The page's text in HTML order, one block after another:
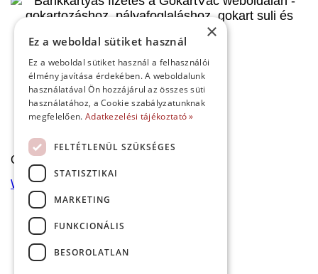
Kezdőlap
Copyright © 2026 Minden jog fenntartva!
Websiker Ügynökség - Richard27.hu Kft.
×
Ez a weboldal sütiket használ
Ez a weboldal sütiket használ a felhasználói
élmény javítása érdekében. A weboldalunk
használatával Ön hozzájárul az összes süti
használatához, a Cookie szabályzatunknak
megfelelően. Adatkezelési tájékoztató »
FELTÉTLENÜL SZÜKSÉGES
STATISZTIKAI
MARKETING
FUNKCIONÁLIS
BESOROLATLAN